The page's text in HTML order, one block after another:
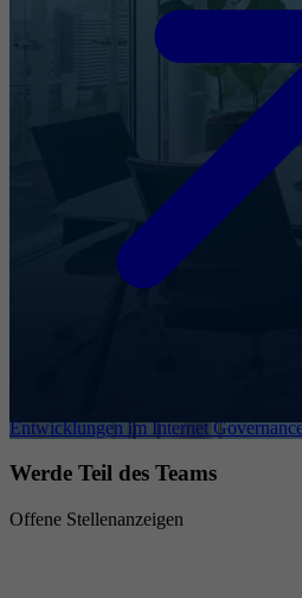
Entwicklungen im Internet
Werde Teil des Teams
Offene Stellenanzeigen